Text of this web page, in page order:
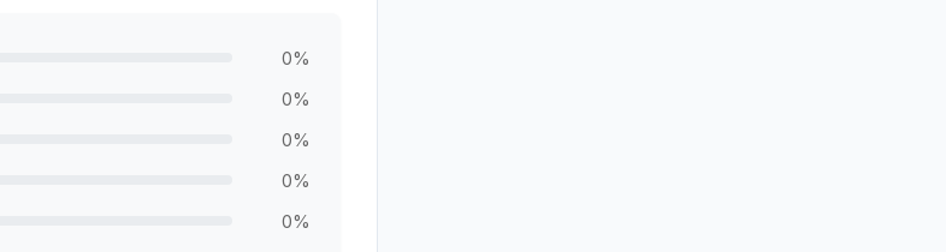
0%
0%
0%
0%
0%